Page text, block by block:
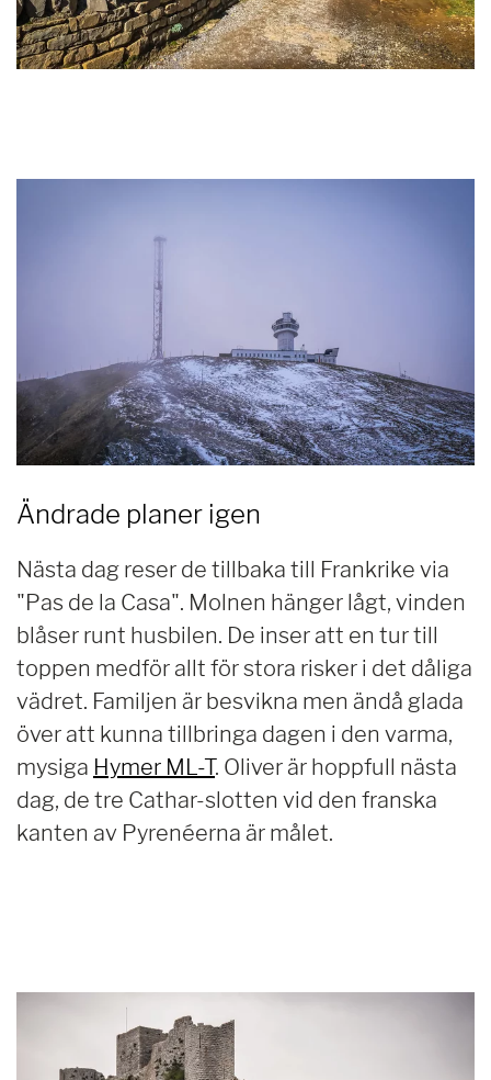
Ändrade planer igen
Nästa dag reser de tillbaka till Frankrike via
"Pas de la Casa". Molnen hänger lågt, vinden
blåser runt husbilen. De inser att en tur till
toppen medför allt för stora risker i det dåliga
vädret. Familjen är besvikna men ändå glada
över att kunna tillbringa dagen i den varma,
mysiga Hymer ML-T. Oliver är hoppfull nästa
dag, de tre Cathar-slotten vid den franska
kanten av Pyrenéerna är målet.